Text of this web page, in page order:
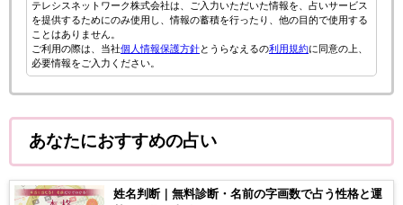
テレシスネットワーク株式会社は、ご入力いただいた情報を、占いサービス
を提供するためにのみ使用し、情報の蓄積を行ったり、他の目的で使用する
ことはありません。
ご利用の際は、当社個人情報保護方針とうらなえるの利用規約に同意の上、
必要情報をご入力ください。
あなたにおすすめの占い
姓名判断｜無料診断・名前の字画数で占う性格と運